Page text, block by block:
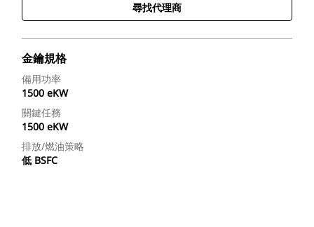
尋找代理商
金鑰規格
備用功率
1500 eKW
關鍵任務
1500 eKW
排放/燃油策略
低 BSFC